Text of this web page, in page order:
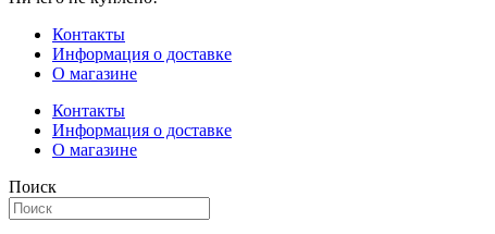
Контакты
Информация о доставке
О магазине
Контакты
Информация о доставке
О магазине
Поиск